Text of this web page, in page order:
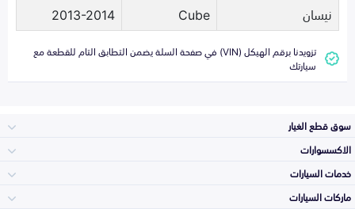
نيسان
Cube
2013-2014
تزويدنا برقم الهيكل (VIN) في صفحة السلة يضمن التطابق التام للقطعة مع
سيارتك
سوق قطع الغيار
الاكسسوارات
خدمات السيارات
ماركات السيارات